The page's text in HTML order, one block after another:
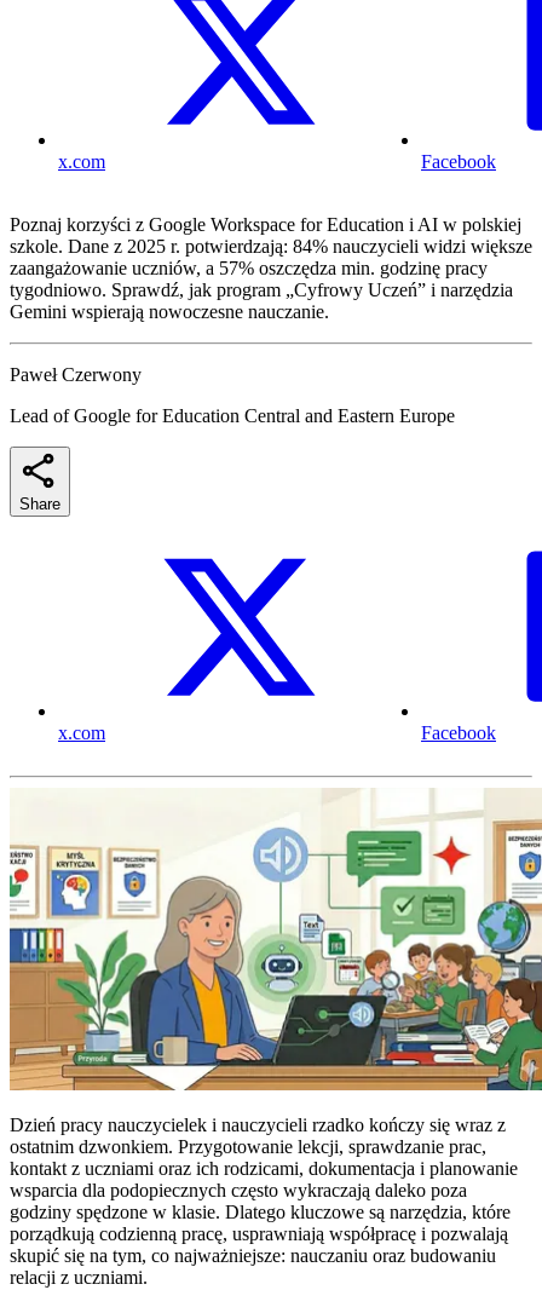
x.com Facebook
Poznaj korzyści z Google Workspace for Education i AI w polskiej
szkole. Dane z 2025 r. potwierdzają: 84% nauczycieli widzi większe
zaangażowanie uczniów, a 57% oszczędza min. godzinę pracy
tygodniowo. Sprawdź, jak program „Cyfrowy Uczeń” i narzędzia
Gemini wspierają nowoczesne nauczanie.
Paweł Czerwony
Lead of Google for Education Central and Eastern Europe
Share
x.com Facebook
Dzień pracy nauczycielek i nauczycieli rzadko kończy się wraz z
ostatnim dzwonkiem. Przygotowanie lekcji, sprawdzanie prac,
kontakt z uczniami oraz ich rodzicami, dokumentacja i planowanie
wsparcia dla podopiecznych często wykraczają daleko poza
godziny spędzone w klasie. Dlatego kluczowe są narzędzia, które
porządkują codzienną pracę, usprawniają współpracę i pozwalają
skupić się na tym, co najważniejsze: nauczaniu oraz budowaniu
relacji z uczniami.